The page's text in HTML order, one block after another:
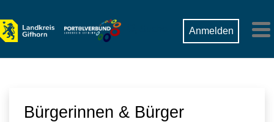
Anmelden
Bürgerinnen & Bürger